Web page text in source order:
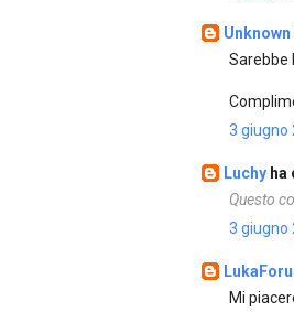
Unknown
Sarebbe
3 giugno
Luchy ha
Questo
3 giugno
Mi